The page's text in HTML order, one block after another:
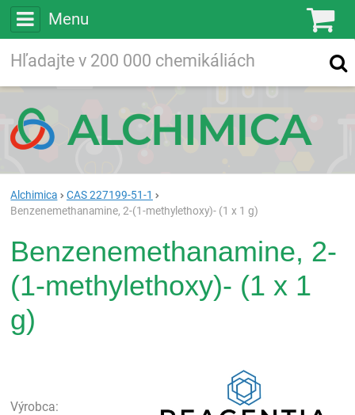
Menu
Vyhľadávanie
Alchimica
CAS 227199-51-1
Benzenemethanamine, 2-(1-methylethoxy)- (1 x 1 g)
Benzenemethanamine, 2-
(1-methylethoxy)- (1 x 1
g)
Výrobca: